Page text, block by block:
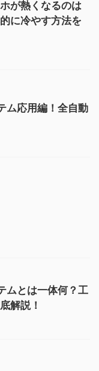
が熱くなるのは
に冷やす方法を
ム応用編！全自動
ムとは一体何？工
解説！